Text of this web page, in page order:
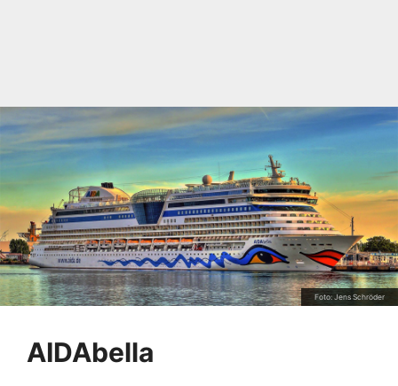
Foto: Jens Schröder
AIDAbella